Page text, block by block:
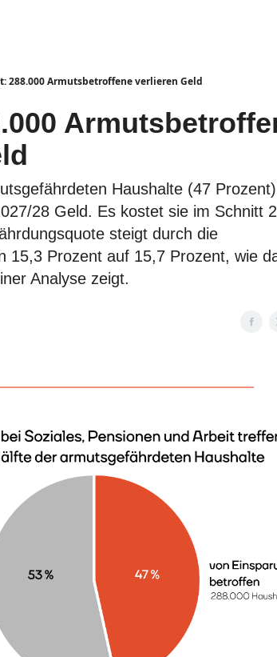
288.000 Armutsbetroffene verlieren Geld
Haushalte (47
28 Geld. Es kostet sie im Schnitt
steigt durch die
15,3 Prozent auf 15,7 Prozent, wie
Analyse zeigt.